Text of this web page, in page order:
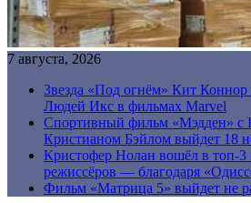
7 августа, 2026
Звезда «Под огнём» Кит
Людей Икс в фильмах Marvel
Спортивный фильм «Мэдден» с
Кристианом Бэйлом выйдет 18
Кристофер Нолан вошёл в топ-3
режиссёров — благодаря
Фильм «Матрица 5» выйдет не